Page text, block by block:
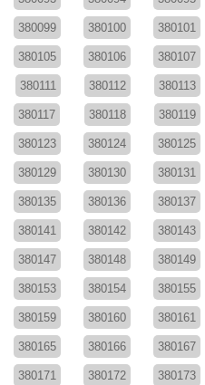
380099 380100 380101
380105 380106 380107
380111 380112 380113
380117 380118 380119
380123 380124 380125
380129 380130 380131
380135 380136 380137
380141 380142 380143
380147 380148 380149
380153 380154 380155
380159 380160 380161
380165 380166 380167
380171 380172 380173